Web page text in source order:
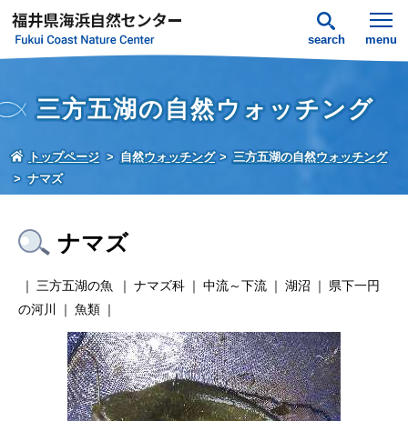
search menu
三方五湖の自然ウォッチング
トップページ 自然ウォッチング
三方五湖の自然ウォッチング
ナマズ
ナマズ
三方五湖の魚 ナマズ科 中流～下流 湖沼
県下一円
の河川
魚類